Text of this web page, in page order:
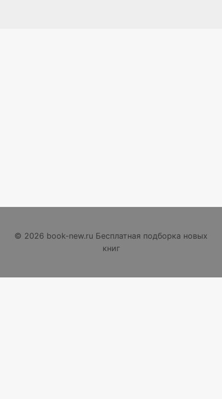
© 2026 book-new.ru Бесплатная подборка новых
книг